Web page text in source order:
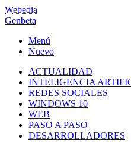
Webedia
Genbeta
Menú
Nuevo
ACTUALIDAD
INTELIGENCIA
REDES SOCIALES
WINDOWS 10
WEB
PASO A PASO
DESARROLLADORES